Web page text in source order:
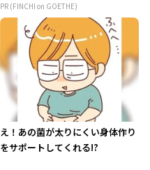
PR (FINCHI on GOETHE)
え！あの菌が太りにくい身体作り
をサポートしてくれる!?